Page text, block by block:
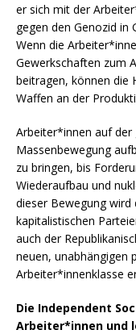
er sich mit der
gegen den Genozid in
Wenn die
Gewerkschaften zum
beitragen, können die
Waffen an der
Arbeiter*innen auf der
Massenbewegung
zu bringen, bis
Wiederaufbau und
dieser Bewegung wird
kapitalistischen
auch der
neuen, unabhängigen
Arbeiter*innenklasse
Die Independent
Arbeiter*innen und